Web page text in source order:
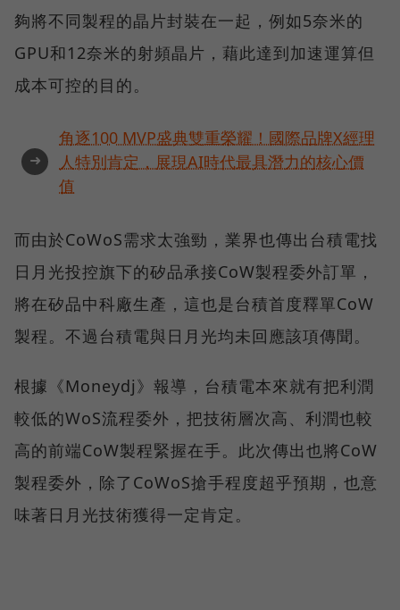
夠將不同製程的晶片封裝在一起，例如5奈米的
GPU和12奈米的射頻晶片，藉此達到加速運算但
成本可控的目的。
➜
角逐100 MVP盛典雙重榮耀！國際品牌X經理
人特別肯定，展現AI時代最具潛力的核心價
值
而由於CoWoS需求太強勁，業界也傳出台積電找
日月光投控旗下的矽品承接CoW製程委外訂單，
將在矽品中科廠生產，這也是台積首度釋單CoW
製程。不過台積電與日月光均未回應該項傳聞。
根據《Moneydj》報導，台積電本來就有把利潤
較低的WoS流程委外，把技術層次高、利潤也較
高的前端CoW製程緊握在手。此次傳出也將CoW
製程委外，除了CoWoS搶手程度超乎預期，也意
味著日月光技術獲得一定肯定。